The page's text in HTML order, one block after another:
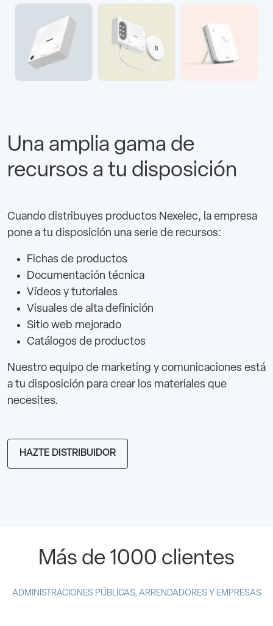
Una amplia gama de
recursos a tu disposición
Cuando distribuyes productos Nexelec, la empresa
pone a tu disposición una serie de recursos:
Fichas de productos
Documentación técnica
Vídeos y tutoriales
Visuales de alta definición
Sitio web mejorado
Catálogos de productos
Nuestro equipo de marketing y comunicaciones está
a tu disposición para crear los materiales que
necesites.
HAZTE DISTRIBUIDOR
Más de 1000 clientes
ADMINISTRACIONES PÚBLICAS, ARRENDADORES Y EMPRESAS